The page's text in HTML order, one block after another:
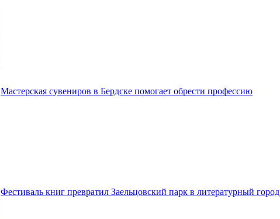
Мастерская сувениров в Бердске помогает обрести профессию
Фестиваль книг превратил Заельцовский парк в литературный город